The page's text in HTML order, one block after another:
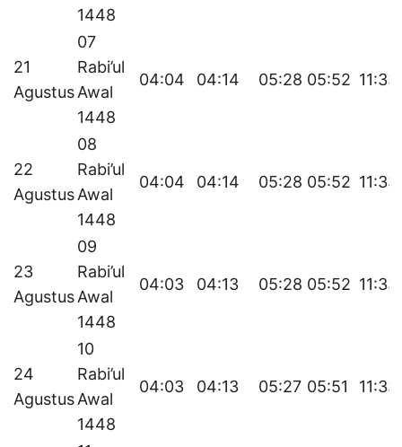
1448
21
Agustus
07
Rabi’ul
Awal
1448
04:04 04:14 05:28 05:52 11:33
22
Agustus
08
Rabi’ul
Awal
1448
04:04 04:14 05:28 05:52 11:33
23
Agustus
09
Rabi’ul
Awal
1448
04:03 04:13 05:28 05:52 11:33
24
Agustus
10
Rabi’ul
Awal
1448
04:03 04:13 05:27 05:51 11:33